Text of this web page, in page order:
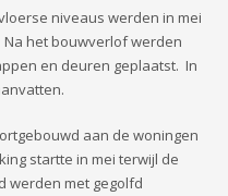
niveaus werden in mei
het bouwverlof werden
en deuren geplaatst. In
aan de woningen
startte in mei terwijl de
werden met gegolfd